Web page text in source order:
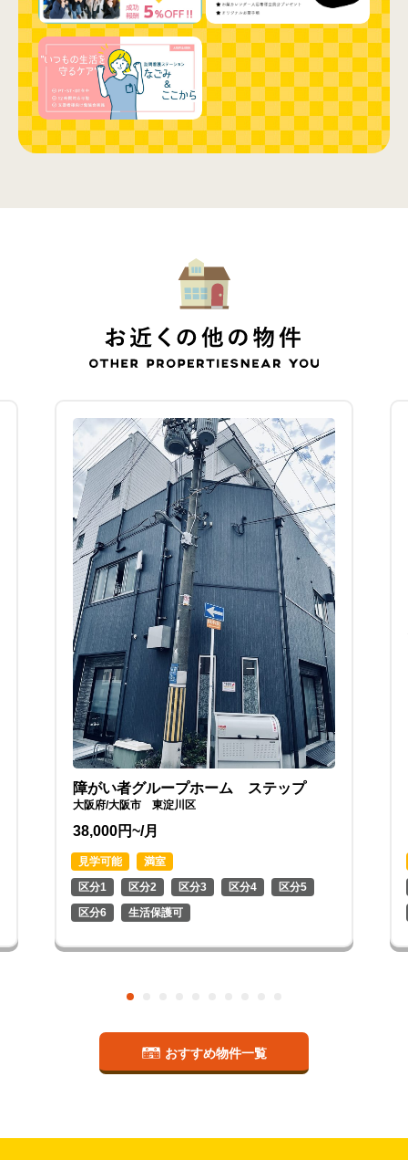
障がい者グループホーム ステップ
大阪府/大阪市 東淀川区
38,000円~/月
見学可能
満室
区分1
区分2 区分3 区分4
区分5
区分6
生活保護可
おすすめ物件一覧